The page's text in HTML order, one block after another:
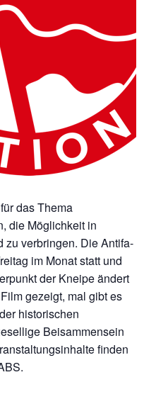
das Thema
die Möglichkeit in
verbringen. Die Antifa-
im Monat statt und
der Kneipe ändert
gezeigt, mal gibt es
historischen
Beisammensein
finden